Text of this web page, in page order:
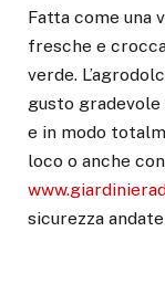
Fatta come una
fresche e
verde.
gusto
e in modo
loco o anche
sicurezza